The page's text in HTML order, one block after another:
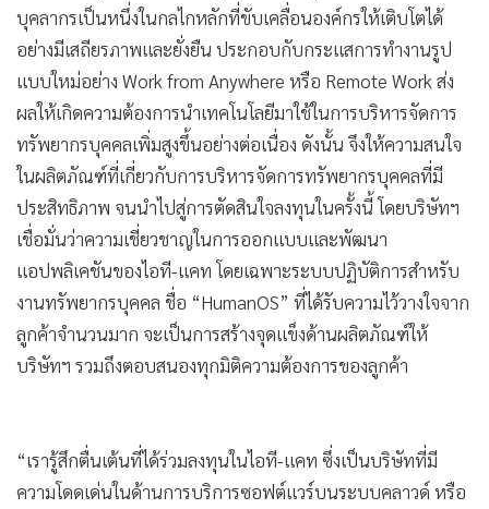
บุคลากรเป็นหนึ่งในกลไกหลักที่ขับเคลื่อนองค์กรให้เติบโตได้
อย่างมีเสถียรภาพและยั่งยืน ประกอบกับกระแสการทำงานรูป
แบบใหม่อย่าง Work from Anywhere หรือ Remote Work ส่ง
ผลให้เกิดความต้องการนำเทคโนโลยีมาใช้ในการบริหารจัดการ
ทรัพยากรบุคคลเพิ่มสูงขึ้นอย่างต่อเนื่อง ดังนั้น จึงให้ความสนใจ
ในผลิตภัณฑ์ที่เกี่ยวกับการบริหารจัดการทรัพยากรบุคคลที่มี
ประสิทธิภาพ จนนำไปสู่การตัดสินใจลงทุนในครั้งนี้ โดยบริษัทฯ
เชื่อมั่นว่าความเชี่ยวชาญในการออกแบบและพัฒนา
แอปพลิเคชันของไอที-แคท โดยเฉพาะระบบปฏิบัติการสำหรับ
งานทรัพยากรบุคคล ชื่อ “HumanOS” ที่ได้รับความไว้วางใจจาก
ลูกค้าจำนวนมาก จะเป็นการสร้างจุดแข็งด้านผลิตภัณฑ์ให้
บริษัทฯ รวมถึงตอบสนองทุกมิติความต้องการของลูกค้า
“เรารู้สึกตื่นเต้นที่ได้ร่วมลงทุนในไอที-แคท ซึ่งเป็นบริษัทที่มี
ความโดดเด่นในด้านการบริการซอฟต์แวร์บนระบบคลาวด์ หรือ